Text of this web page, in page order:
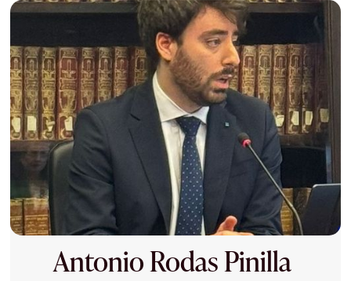
Antonio Rodas Pinilla